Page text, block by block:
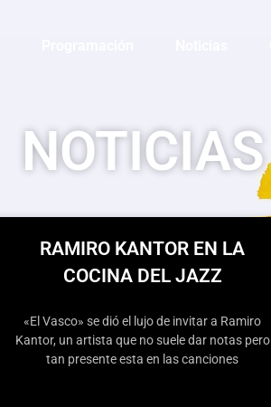
NOTICIAS
RAMIRO KANTOR EN LA
COCINA DEL JAZZ
«El Vasco» se dió el lujo de invitar a Ramiro
Kantor, un artista que no suele dar notas pero
tan presente esta en las canciones